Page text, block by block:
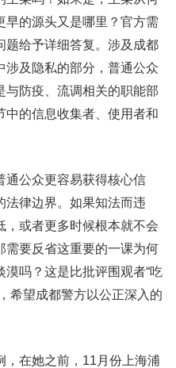
早的源头又是哪里？官方需
题给予详细答复。涉及成都
涉及隐私的部分，普通公众
与防疫、流调相关的职能部
中的信息收集者、使用者和
通公众更容易获得核心信
法律边界。如果知法而违
，或者更多时候根本就不会
需要反省这重要的一课为何
吗？这是比批评围观者“吃
希望成都警方以公正深入的
，在她之前，11月份上海浦